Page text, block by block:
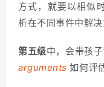
方式，就要以相似
析在不同事件中解决
第五级中，会带孩
arguments 如何评